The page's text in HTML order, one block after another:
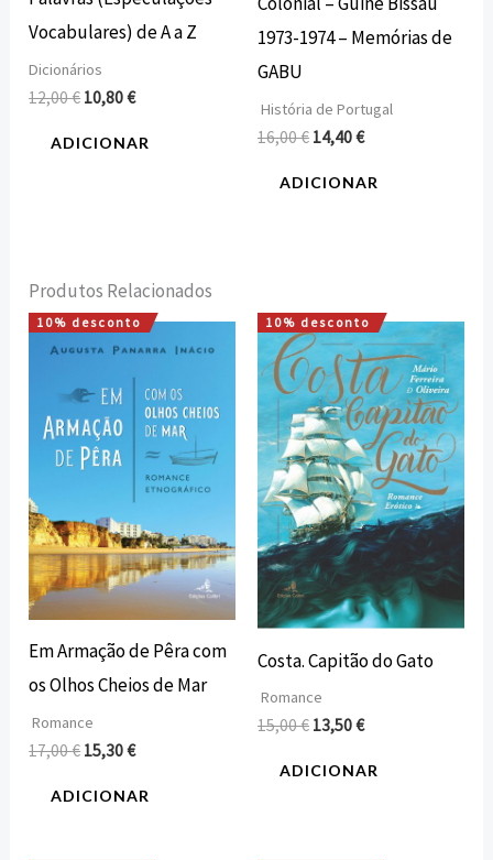
Vocabulares) de A a Z
Dicionários
12,00€ 10,80€
ADICIONAR
1973-1974 – Memórias de
GABU
História de Portugal
16,00€ 14,40€
ADICIONAR
Produtos Relacionados
10% desconto
Em Armação de Pêra com
os Olhos Cheios de Mar
Romance
17,00€
O
preço
original
era:
17,00 €.
15,30€
O
preço
atual
é:
15,30 €.
ADICIONAR
10% desconto
Costa. Capitão do Gato
Romance
15,00€
O
preço
original
era:
15,00 €.
13,50€
O
preço
atual
é:
13,50 €.
ADICIONAR